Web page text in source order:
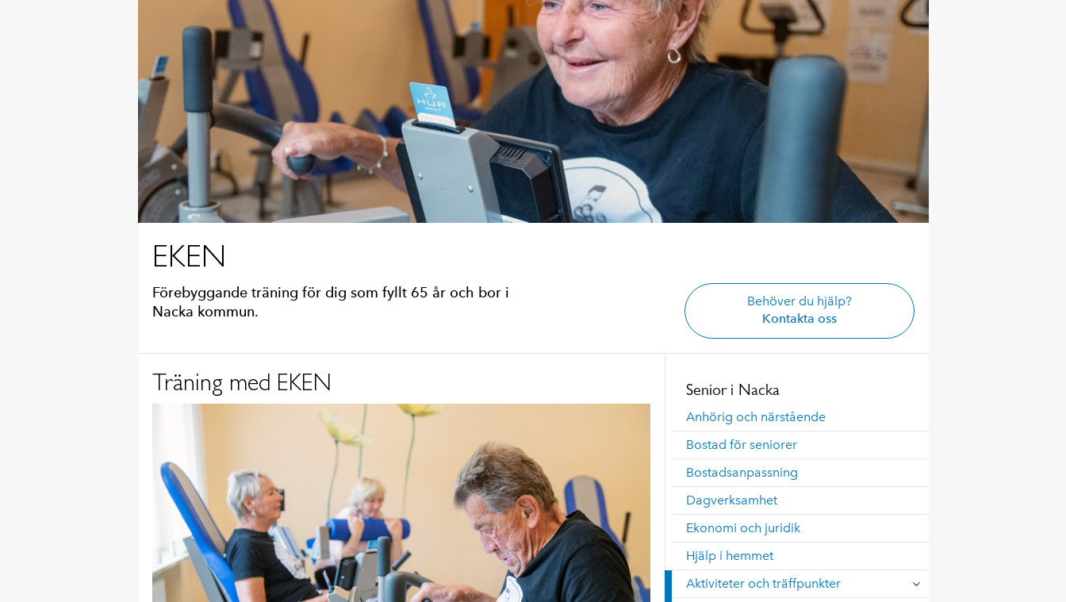
EKEN
Förebyggande träning för dig som fyllt 65 år och bor i
Nacka kommun.
Behöver du hjälp?
Kontakta oss
Senior i Nacka
Anhörig och närstående
Bostad för seniorer
Bostadsanpassning
Dagverksamhet
Ekonomi och juridik
Hjälp i hemmet
Aktiviteter och träffpunkter
Träning med EKEN